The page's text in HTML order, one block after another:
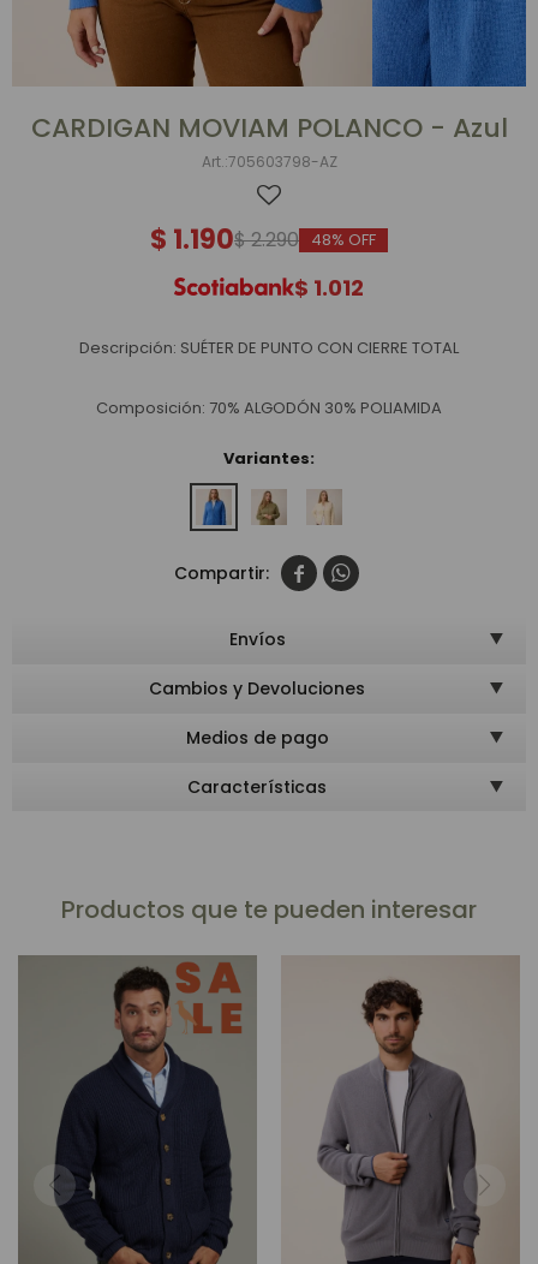
CARDIGAN MOVIAM POLANCO - Azul
705603798-AZ
$ 1.190$2.290 48
$ 1.012
Descripción: SUÉTER DE PUNTO CON CIERRE TOTAL
Composición: 70% ALGODÓN 30% POLIAMIDA
Variantes:
 
Envíos
Cambios y Devoluciones
Medios de pago
Características
Productos que te pueden interesar